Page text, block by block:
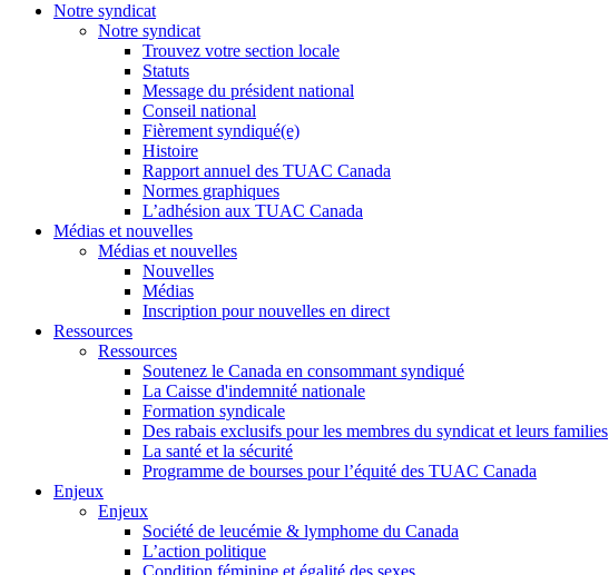
Notre syndicat
Notre syndicat
Trouvez votre section locale
Statuts
Message du président national
Conseil national
Fièrement syndiqué(e)
Histoire
Rapport annuel des TUAC Canada
Normes graphiques
L’adhésion aux TUAC Canada
Médias et nouvelles
Médias et nouvelles
Nouvelles
Médias
Inscription pour nouvelles en direct
Ressources
Ressources
Soutenez le Canada en consommant syndiqué
La Caisse d'indemnité nationale
Formation syndicale
Des rabais exclusifs pour les membres du syndicat et leurs families
La santé et la sécurité
Programme de bourses pour l’équité des TUAC Canada
Enjeux
Enjeux
Société de leucémie & lymphome du Canada
L’action politique